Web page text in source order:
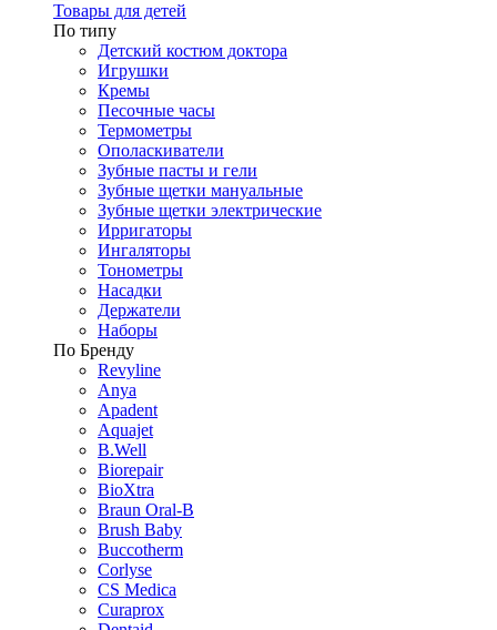
Товары для детей
По типу
Детский костюм доктора
Игрушки
Кремы
Песочные часы
Термометры
Ополаскиватели
Зубные пасты и гели
Зубные щетки мануальные
Зубные щетки электрические
Ирригаторы
Ингаляторы
Тонометры
Насадки
Держатели
Наборы
По Бренду
Revyline
Anya
Apadent
Aquajet
B.Well
Biorepair
BioXtra
Braun Oral-B
Brush Baby
Buccotherm
Corlyse
CS Medica
Curaprox